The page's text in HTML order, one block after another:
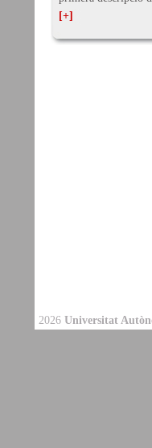
[+]
2026 Universitat